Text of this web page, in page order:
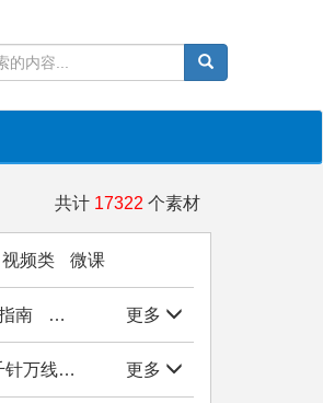
共计 17322 个素材
视频类 微课
南 学生作品 实验/实训/实习
更多
绣西湖 杭州刺绣——千针万线绣
更多